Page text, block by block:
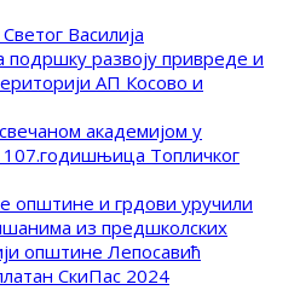
Василија
подршку развоју привреде и
АП Косово и
академијом у
Топличког
општине и грдови уручили
из предшколских
општине Лепосавић
СкиПас 2024